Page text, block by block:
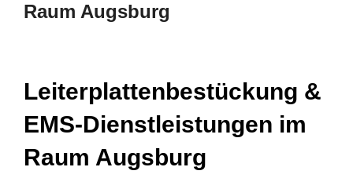
Raum Augsburg
Leiterplattenbestückung &
EMS-Dienstleistungen im
Raum Augsburg